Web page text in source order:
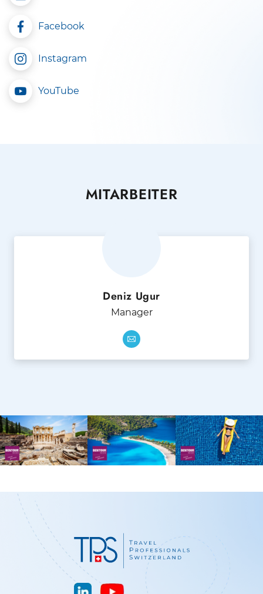
Facebook
Instagram
YouTube
MITARBEITER
Deniz Ugur
Manager